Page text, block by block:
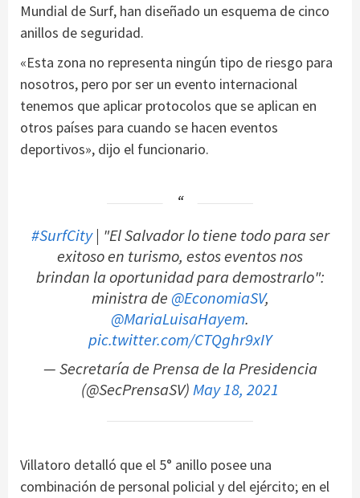
Mundial de Surf, han diseñado un esquema de cinco
anillos de seguridad.
«Esta zona no representa ningún tipo de riesgo para
nosotros, pero por ser un evento internacional
tenemos que aplicar protocolos que se aplican en
otros países para cuando se hacen eventos
deportivos», dijo el funcionario.
#SurfCity| "El Salvador lo tiene todo para ser
exitoso en turismo, estos eventos nos
brindan la oportunidad para demostrarlo":
ministra de @EconomiaSV,
@MariaLuisaHayem.
pic.twitter.com/CTQghr9xIY
— Secretaría de Prensa de la Presidencia
(@SecPrensaSV)May 18, 2021
Villatoro detalló que el 5° anillo posee una
combinación de personal policial y del ejército; en el